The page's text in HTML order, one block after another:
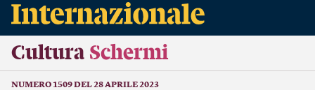
Cultura Schermi
NUMERO 1509 DEL 28 APRILE 2023